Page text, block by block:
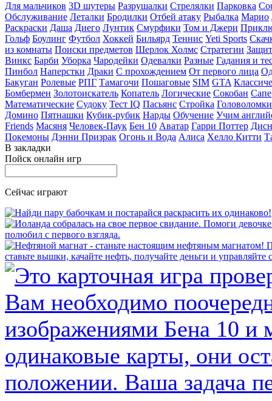
Для мальчиков 3D шутеры Разрушалки Стрелялки Парковка
Обслуживание Леталки Бродилки Отбей атаку Рыбалка Марио
Раскраски Даша Диего Лунтик Смурфики Том и Джери
Гольф Боулинг Футбол Хоккей Бильярд Теннис Yeti Sports
из комнаты Поиски предметов Шерлок Холмс Стратегии
Винкс Барби Уборка Чародейки Одевалки Разные Гадания и
Пинбол Наперстки Драки С прохождением От первого лица
Бакуган Ролевые РПГ Тамагочи Пошаговые SIM GTA
Бомбермен Золотоискатель Копатель Логические Сокобан
Математические Судоку Тест IQ Пасьянс Стройка Головоломки
Домино Пятнашки Кубик-рубик Нарды Обучение Учим
Friends Масяня Человек-Паук Бен 10 Аватар Гарри Поттер
Покемоны Дэнни Призрак Огонь и Вода Алиса Хелло Китти
В закладки
Пойск онлайн игр
Сейчас играют